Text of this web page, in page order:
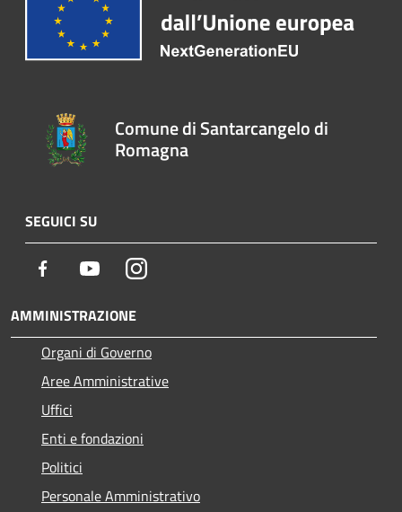
Comune di Santarcangelo di
Romagna
SEGUICI SU
Facebook YoutubeInstagram
AMMINISTRAZIONE
Organi di Governo
Aree Amministrative
Uffici
Enti e fondazioni
Politici
Personale Amministrativo